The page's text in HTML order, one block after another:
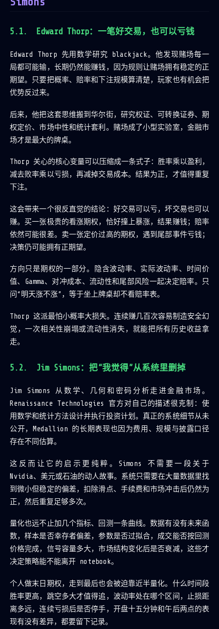
Edward Thorp：一笔好交易，也可以亏钱
Edward Thorp 先用数学研究 blackjack。他发现赌场每一
局都可能输，长期仍然能赚钱，因为规则让赌场拥有稳定的正
期望。只要把概率、赔率和下注规模算清楚，玩家也有机会把
优势反过来。
后来，他把这套思维搬到华尔街，研究权证、可转换证券、期
权定价、市场中性和统计套利。赌场成了小型实验室，金融市
场才是最大的牌桌。
Thorp 关心的核心变量可以压缩成一条式子：胜率乘以盈利，
减去败率乘以亏损，再减掉交易成本。结果为正，才值得重复
下注。
这会带来一个很反直觉的结论：好交易可以亏，坏交易也可以
赚。买一张极贵的看涨期权，恰好撞上暴涨，结果赚钱；赔率
依然可能很差。卖一张定价过高的期权，遇到尾部事件亏钱；
决策仍可能拥有正期望。
方向只是期权的一部分。隐含波动率、实际波动率、时间价
值、Gamma、对冲成本、流动性和尾部风险一起决定赔率。只
问“明天涨不涨”，等于坐上牌桌却不看赔率表。
Thorp 这派最怕小概率大损失。连续赚几百次容易制造安全幻
觉，一次相关性崩塌或流动性消失，就能把所有历史收益拿
走。
Jim Simons：把“我觉得”从系统里删掉
Jim Simons 从数学、几何和密码分析走进金融市场。
Renaissance Technologies 官方对自己的描述很克制：使
用数学和统计方法设计并执行投资计划。真正的系统细节从未
公开，Medallion 的长期表现也因为费用、规模与披露口径
存在不同估算。
这反而让它的启示更纯粹。Simons 不需要一段关于
Nvidia、美元或石油的动人故事。系统只需要在大量数据里找
到微小但稳定的偏差，扣除滑点、手续费和市场冲击后仍然为
正，然后重复足够多次。
量化也远不止加几个指标、回测一条曲线。数据有没有未来函
数，样本是否幸存者偏差，参数是否过拟合，成交能否按回测
价格完成，信号容量多大，市场结构变化后是否衰减，这些才
决定策略能不能离开 notebook。
个人做末日期权，走到最后也会被迫靠近半量化。什么时间段
胜率更高，跳空多大才值得追，波动率处在哪个区间，止损距
离多远，连续亏损后是否停手，开盘十五分钟和午后两点的表
现有没有差异，都要留下记录。